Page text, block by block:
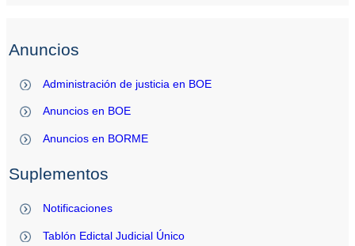
Anuncios
Administración de justicia en BOE
Anuncios en BOE
Anuncios en BORME
Suplementos
Notificaciones
Tablón Edictal Judicial Único